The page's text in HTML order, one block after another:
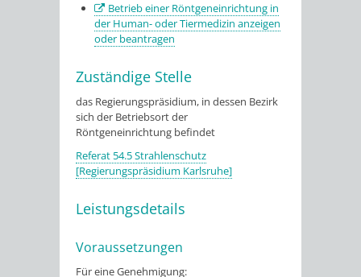
Betrieb einer Röntgeneinrichtung in
der Human- oder Tiermedizin anzeigen
oder beantragen
Zuständige Stelle
das Regierungspräsidium, in dessen Bezirk
sich der Betriebsort der
Röntgeneinrichtung befindet
Referat 54.5 Strahlenschutz
[Regierungspräsidium Karlsruhe]
Leistungsdetails
Voraussetzungen
Für eine Genehmigung: